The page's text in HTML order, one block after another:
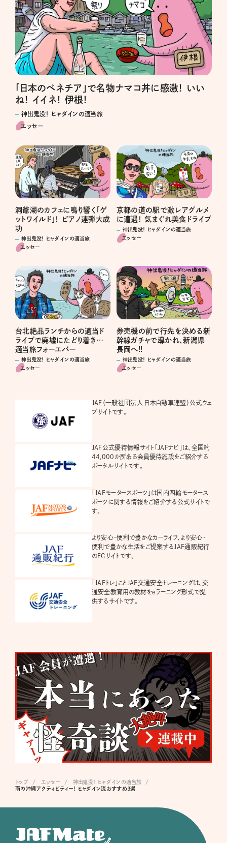
「日本のベネチア」で名物ナマコ丼に感激！ いい
ね！ イイネ！ 伊根！
神出鬼没！ ヒャダインの適当旅
エッセー
洞爺湖のカフェに鳴り響く「ゲ
ットワイルド」！ ピアノ連弾大成
功
神出鬼没！ ヒャダインの適当旅
エッセー
京都の道の駅で激レアグルメ
に遭遇！ 気まぐれ美食ドライブ
神出鬼没！ ヒャダインの適当旅
エッセー
台北絶品ランチからの適当ド
ライブで廃墟にたどり着き…
適当旅フォーエバー
神出鬼没！ ヒャダインの適当旅
エッセー
券売機の前で行先を決める新
幹線ガチャで導かれ、新潟県
長岡へ!!
神出鬼没！ ヒャダインの適当旅
エッセー
JAF（一般社団法人 日本自動車連盟）公式ウェ
ブサイトです。
JAF公式優待情報サイト「JAFナビ」は、全国約
44,000か所ある会員優待施設をご紹介する
ポータルサイトです。
「JAFモータースポーツ」は国内四輪モータース
ポーツに関する情報をご紹介する公式サイトで
す。
より安心・便利で豊かなカーライフ、より安心・
便利で豊かな生活をご提案するJAF通販紀行
のECサイトです。
「JAFトレ」ことJAF交通安全トレーニングは、交
通安全教育用の教材をeラーニング形式で提
供するサイトです。
トップ エッセー
神出鬼没！ ヒャダインの適当旅
雨の沖縄アクティビティー！ ヒャダイン流おすすめ3選